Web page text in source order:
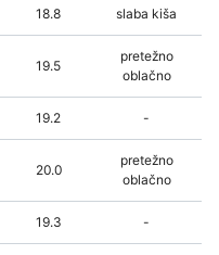
18.8 slaba kiša
19.5
pretežno
oblačno
19.2 -
20.0
pretežno
oblačno
19.3 -